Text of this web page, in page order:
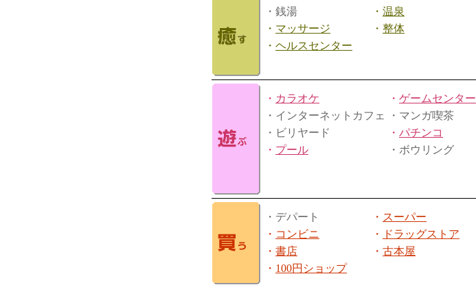
・銭湯 ・ 温泉
・ マッサージ ・ 整体
・ ヘルスセンター
・ カラオケ ・ ゲームセンター
・インターネットカフェ
・マンガ喫茶
・ビリヤード
・ パチンコ
・ プール ・ボウリング
・デパート ・ スーパー
・ コンビニ ・
ドラッグストア
・ 書店 ・ 古本屋
・ 100円ショップ